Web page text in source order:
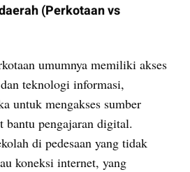
(Perkotaan vs
umumnya memiliki akses
teknologi informasi,
untuk mengakses sumber
bantu pengajaran digital.
di pedesaan yang tidak
koneksi internet, yang